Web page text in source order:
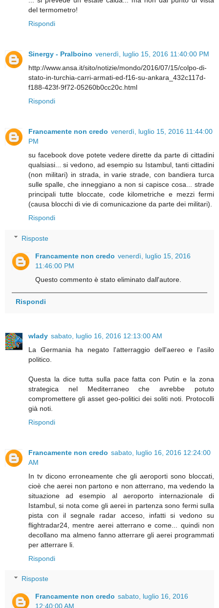
del termometro!
Rispondi
Sinergy - Pralboino venerdì, luglio 15, 2016 11:40:00 PM
http://www.ansa.it/sito/notizie/mondo/2016/07/15/colpo-di-
stato-in-turchia-carri-armati-ed-f16-su-ankara_432c117d-
f188-423f-9f72-05260b0cc20c.html
Rispondi
Francamente non credo venerdì, luglio 15, 2016 11:44:00
PM
su facebook dove potete vedere dirette da parte di cittadini
qualsiasi... si vedono, ad esempio su Istambul, tanti cittadini
(non militari) in strada, in varie strade, con bandiera turca
sulle spalle, che inneggiano a non si capisce cosa... strade
principali tutte bloccate, code kilometriche e mezzi fermi
(causa blocchi di vie di comunicazione da parte dei militari).
Rispondi
Risposte
Francamente non credo venerdì, luglio 15, 2016
11:46:00 PM
Questo commento è stato eliminato dall'autore.
Rispondi
wlady sabato, luglio 16, 2016 12:13:00 AM
La Germania ha negato l'atterraggio dell'aereo e l'asilo
politico.
Questa la dice tutta sulla pace fatta con Putin e la zona
strategica nel Mediterraneo che avrebbe potuto
compromettere gli asset geo-politici dei soliti noti. Protocolli
già noti.
Rispondi
Francamente non credo sabato, luglio 16, 2016 12:24:00
AM
In tv dicono erroneamente che gli aeroporti sono bloccati,
cioè che aerei non partono e non atterrano, ma vedendo la
situazione ad esempio al aeroporto internazionale di
Istambul, si nota come gli aerei in partenza sono fermi sulla
pista con il segnale radar acceso, infatti si vedono su
flightradar24, mentre aerei atterrano e come... quindi non
decollano ma almeno fanno atterrare gli aerei programmati
per atterrare li.
Rispondi
Risposte
Francamente non credo sabato, luglio 16, 2016
12:40:00 AM